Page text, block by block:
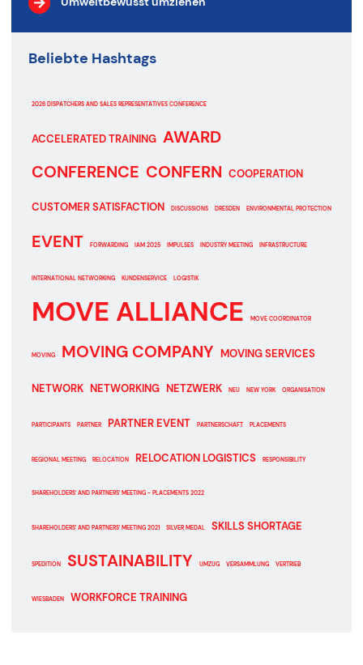
Beliebte Hashtags
2026 DISPATCHERS AND SALES REPRESENTATIVES CONFERENCE
ACCELERATED TRAINING AWARD
CONFERENCE CONFERN COOPERATION
CUSTOMER SATISFACTION DISCUSSIONS DRESDEN ENVIRONMENTAL PROTECTION
EVENT FORWARDING IAM 2025 IMPULSES INDUSTRY MEETING INFRASTRUCTURE
INTERNATIONAL NETWORKING KUNDENSERVICE LOGISTIK
MOVE ALLIANCE MOVE COORDINATOR
MOVING MOVING COMPANY MOVING SERVICES
NETWORK NETWORKING NETZWERK NEU NEW YORK ORGANISATION
PARTICIPANTS PARTNER PARTNER EVENT PARTNERSCHAFT PLACEMENTS
REGIONAL MEETING RELOCATION RELOCATION LOGISTICS RESPONSIBILITY
SHAREHOLDERS' AND PARTNERS' MEETING - PLACEMENTS 2022
SHAREHOLDERS' AND PARTNERS' MEETING 2021 SILVER MEDAL SKILLS SHORTAGE
SPEDITION SUSTAINABILITY UMZUG VERSAMMLUNG VERTRIEB
WIESBADEN WORKFORCE TRAINING